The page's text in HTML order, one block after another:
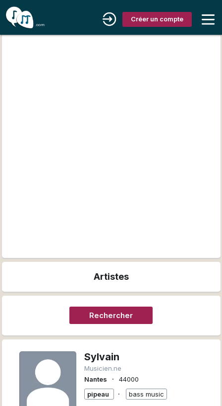
Créer un compte
Artistes
Rechercher
Sylvain
Musicien.ne
Nantes
∙
44000
pipeau
∙ bass music